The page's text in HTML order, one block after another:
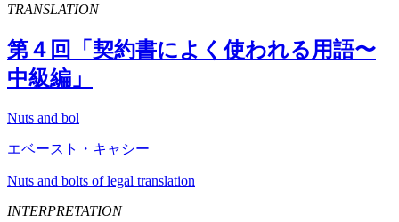
TRANSLATION
第４回「契約書によく使われる用語〜
中級編」
Nuts and bol
エベースト・キャシー
Nuts and bolts of legal translation
INTERPRETATION